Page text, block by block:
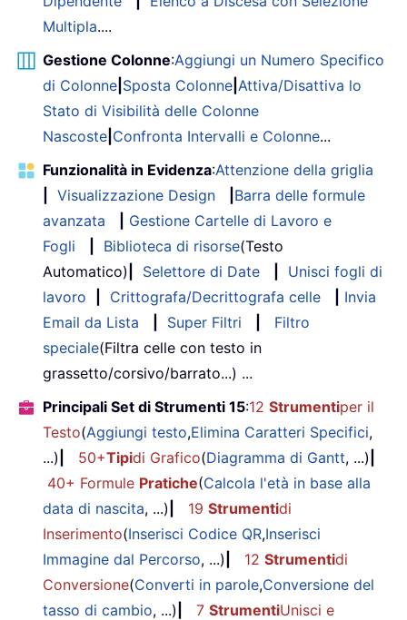
Multipla....
Gestione Colonne:Aggiungi un Numero Specifico
di Colonne Sposta Colonne Attiva/Disattiva lo
Stato di Visibilità delle Colonne
Nascoste Confronta Intervalli e Colonne...
Funzionalità in Evidenza:Attenzione della griglia
Visualizzazione Design
Barra delle formule
avanzata
Gestione Cartelle di Lavoro e
Fogli
Biblioteca di risorse(Testo
Automatico)
Selettore di Date
Unisci fogli di
lavoro
Crittografa/Decrittografa celle
Invia
Email da Lista
Super Filtri
Filtro
speciale(Filtra celle con testo in
grassetto/corsivo/barrato...) ...
Principali Set di Strumenti 15:12 Strumentiper il
Testo(Aggiungi testo,Elimina Caratteri Specifici,
...)
50+Tipidi Grafico(Diagramma di Gantt, ...)
40+ Formule Pratiche(Calcola l'età in base alla
data di nascita, ...) 19 Strumentidi
Inserimento(Inserisci Codice QR,Inserisci
Immagine dal Percorso, ...) 12 Strumentidi
Conversione(Converti in parole,Conversione del
tasso di cambio, ...) 7 StrumentiUnisci e